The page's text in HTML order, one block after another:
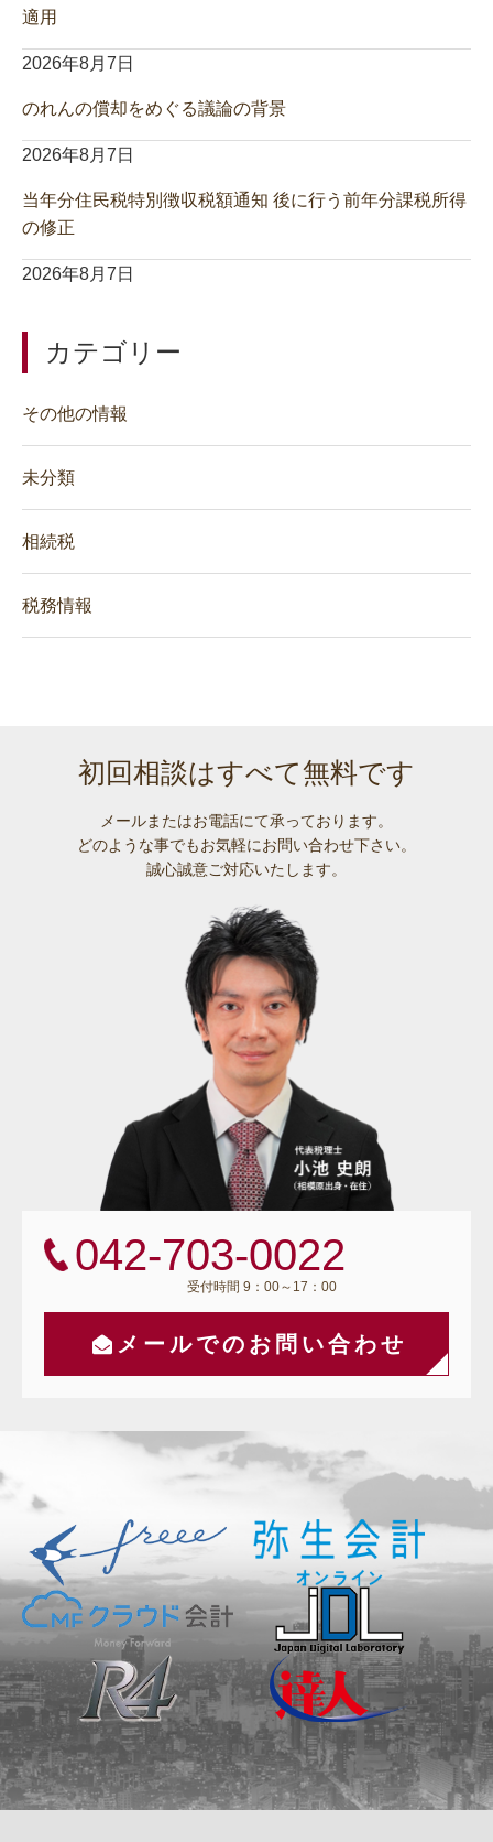
適用
2026年8月7日
のれんの償却をめぐる議論の背景
2026年8月7日
当年分住民税特別徴収税額通知 後に行う前年分課税所得
の修正
2026年8月7日
カテゴリー
その他の情報
未分類
相続税
税務情報
初回相談はすべて無料です
メールまたはお電話にて承っております。
どのような事でもお気軽にお問い合わせ下さい。
誠心誠意ご対応いたします。
042-703-0022
受付時間 9：00～17：00
メールでのお問い合わせ